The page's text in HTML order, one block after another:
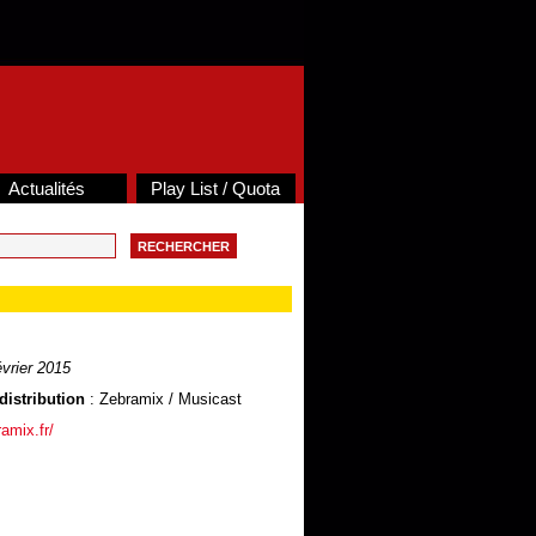
Actualités Play List / Quota
2015
: Zebramix / Musicast